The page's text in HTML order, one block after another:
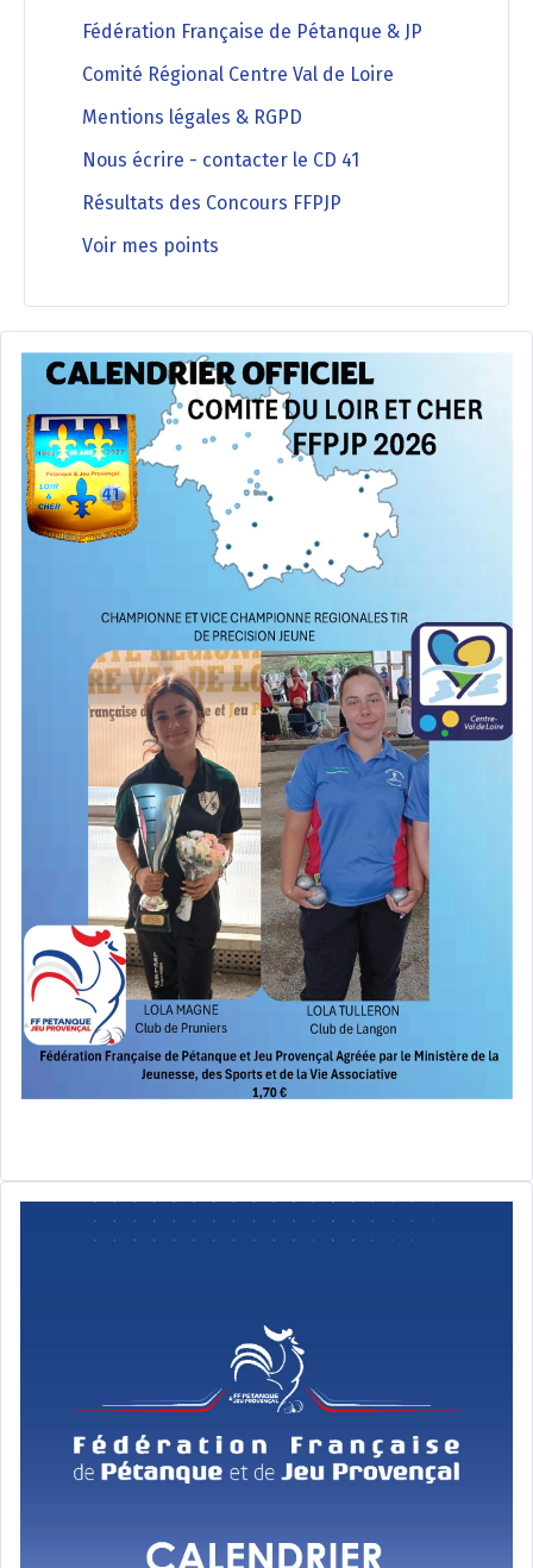
Fédération Française de Pétanque & JP
Comité Régional Centre Val de Loire
Mentions légales & RGPD
Nous écrire - contacter le CD 41
Résultats des Concours FFPJP
Voir mes points